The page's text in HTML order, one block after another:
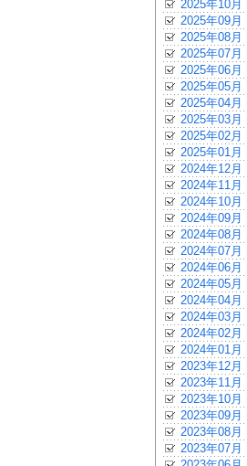
2025年10月
2025年09月
2025年08月
2025年07月
2025年06月
2025年05月
2025年04月
2025年03月
2025年02月
2025年01月
2024年12月
2024年11月
2024年10月
2024年09月
2024年08月
2024年07月
2024年06月
2024年05月
2024年04月
2024年03月
2024年02月
2024年01月
2023年12月
2023年11月
2023年10月
2023年09月
2023年08月
2023年07月